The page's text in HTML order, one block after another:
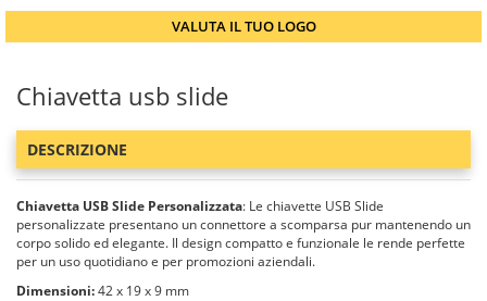
VALUTA IL TUO LOGO
Chiavetta usb slide
DESCRIZIONE
Chiavetta USB Slide Personalizzata: Le chiavette USB Slide
personalizzate presentano un connettore a scomparsa pur mantenendo un
corpo solido ed elegante. Il design compatto e funzionale le rende perfette
per un uso quotidiano e per promozioni aziendali.
Dimensioni:42 x 19 x 9 mm